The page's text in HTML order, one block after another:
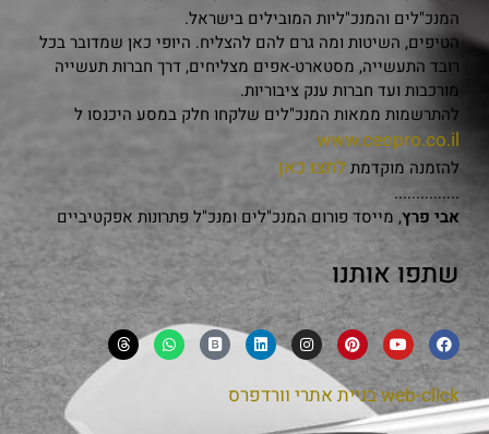
המנכ"לים והמנכ"ליות המובילים בישראל.
הטיפים, השיטות ומה גרם להם להצליח. היופי כאן שמדובר בכל
רובד התעשייה, מסטארט-אפים מצליחים, דרך חברות תעשייה
מורכבות ועד חברות ענק ציבוריות.
להתרשמות ממאות המנכ"לים שלקחו חלק במסע היכנסו ל
www.ceopro.co.il
להזמנה מוקדמת לחצו כאן
...............
אבי פרץ, מייסד פורום המנכ"לים ומנכ"ל פתרונות אפקטיביים
שתפו אותנו
web-clickבניית אתרי וורדפרס